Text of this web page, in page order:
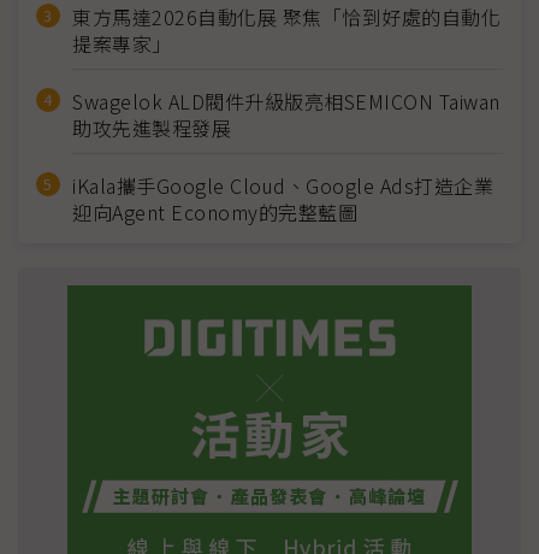
東方馬達2026自動化展 聚焦「恰到好處的自動化
提案專家」
Swagelok ALD閥件升級版亮相SEMICON Taiwan
助攻先進製程發展
iKala攜手Google Cloud、Google Ads打造企業
迎向Agent Economy的完整藍圖